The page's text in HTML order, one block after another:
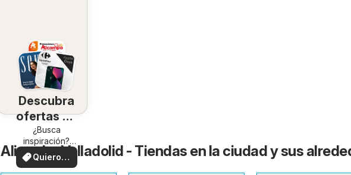
Descubra
ofertas en
su zona
¿Busca
inspiración?
¡Vea las ofertas
en su zona!
Quiero
ver
Alimerka Valladolid - Tiendas en la ciudad y sus